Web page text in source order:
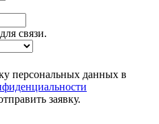
связи.
персональных данных в
заявку.